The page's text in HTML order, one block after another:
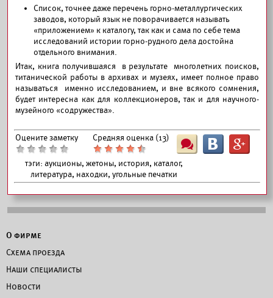
Список, точнее даже перечень горно-металлургических
заводов, который язык не поворачивается называть
«приложением» к каталогу, так как и сама по себе тема
исследований истории горно-рудного дела достойна
отдельного внимания.
Итак, книга получившаяся в результате многолетних поисков,
титанической работы в архивах и музеях, имеет полное право
называться именно исследованием, и вне всякого сомнения,
будет интересна как для коллекционеров, так и для научного-
музейного «содружества».
Оцените заметку Средняя оценка (13)
тэги: аукционы, жетоны, история, каталог,
литература, находки, угольные печатки
Ш B G
О фирме
Схема проезда
Наши специалисты
Новости